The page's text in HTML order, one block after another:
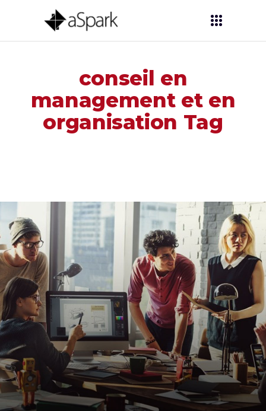
conseil en
management et en
organisation Tag